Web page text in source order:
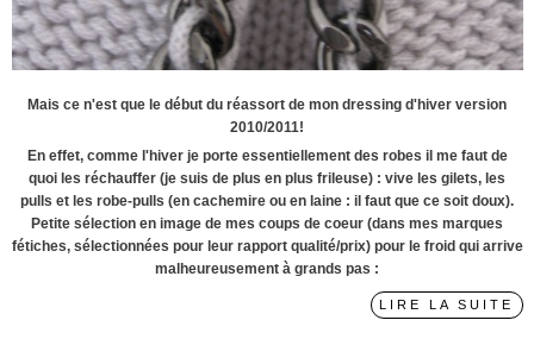
Mais ce n'est que le début du réassort de mon dressing d'hiver version
2010/2011!
En effet, comme l'hiver je porte essentiellement des robes il me faut de
quoi les réchauffer (je suis de plus en plus frileuse) : vive les gilets, les
pulls et les robe-pulls (en cachemire ou en laine : il faut que ce soit doux).
Petite sélection en image de mes coups de coeur (dans mes marques
fétiches, sélectionnées pour leur rapport qualité/prix) pour le froid qui arrive
malheureusement à grands pas :
LIRE LA SUITE